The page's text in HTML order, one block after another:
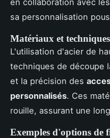
sa personnalisation
Matériaux et
L'utilisation d'acier de
techniques de découpe
et la précision des
personnalisés. Ces
rouille, assurant une
Exemples d'options de